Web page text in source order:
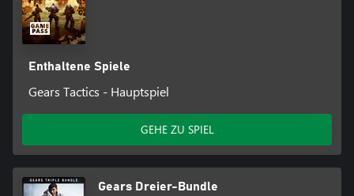
Enthaltene Spiele
Gears Tactics - Hauptspiel
GEHE ZU SPIEL
Gears Dreier-Bundle